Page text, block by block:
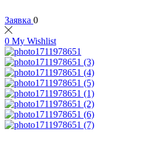
Заявка 0
0 My Wishlist